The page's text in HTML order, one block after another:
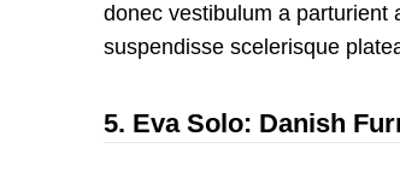
donec vestibulum a parturient
suspendisse scelerisque
5. Eva Solo: Danish